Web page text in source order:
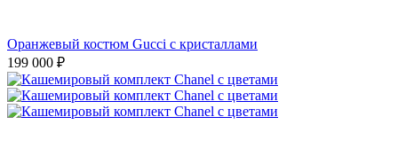
Оранжевый костюм Gucci с кристаллами
199 000 ₽